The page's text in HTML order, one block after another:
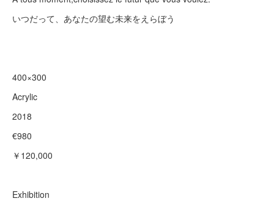
いつだって、あなたの望む未来をえらぼう
400×300
Acrylic
2018
€980
￥120,000
Exhibition